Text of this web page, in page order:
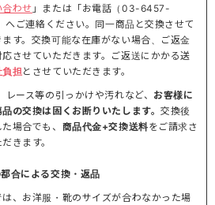
合わせ 」または「お電話（03-6457-
へご連絡ください。同一商品と交換させて
ます。交換可能な在庫がない場合、ご返金
応させていただきます。ご返送にかかる送
負担とさせていただきます。
レース等の引っかけや汚れなど、 お客様に
品の交換は固くお断りいたします。交換後
場合でも、 商品代金+交換送料をご請求さ
きます。
合による交換・返品
は、お洋服・靴のサイズが合わなかった場